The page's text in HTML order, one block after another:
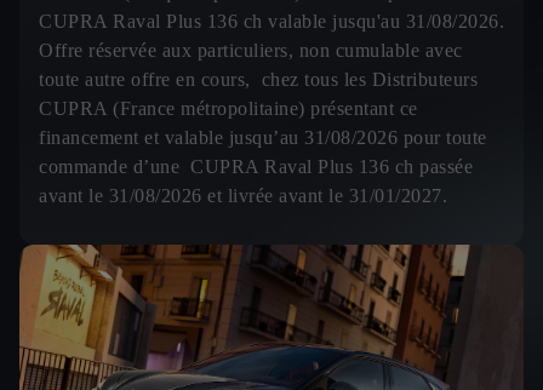
CUPRA Raval Plus 136 ch valable jusqu'au 31/08/2026.
Offre réservée aux particuliers, non cumulable avec
toute autre offre en cours, chez tous les Distributeurs
CUPRA (France métropolitaine) présentant ce
financement et valable jusqu’au 31/08/2026 pour toute
commande d’une CUPRA Raval Plus 136 ch passée
avant le 31/08/2026 et livrée avant le 31/01/2027.